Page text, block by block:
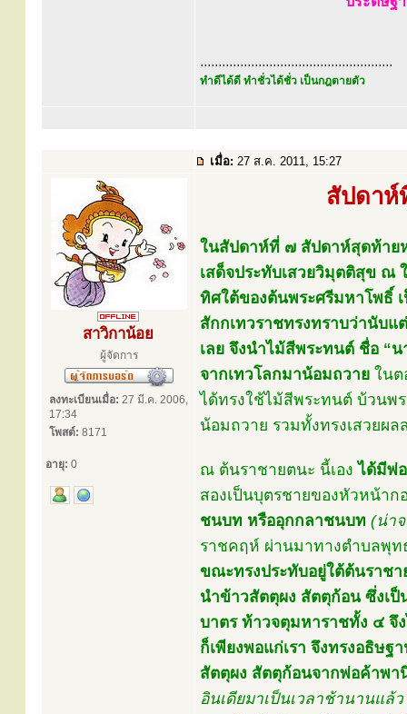
.....................................................
ทำดีได้ดี ทำชั่วได้ชั่ว เป็นกฎตายตัว
เมื่อ: 27 ส.ค. 2011, 15:27
สาวิกาน้อย
ผู้จัดการ
ลงทะเบียนเมื่อ: 27 มี.ค. 2006,
17:34
โพสต์: 8171
อายุ: 0
สัปดาห์
ในสัปดาห์ที่ ๗ สัปดาห์สุดท้าย
เสด็จประทับเสวยวิมุตติสุข ณ
ทิศใต้ของต้นพระศรีมหาโพธิ์
สักกเทวราชทรงทราบว่านับ
เลย จึงนำไม้สีพระทนต์ ชื่อ “
จากเทวโลกมาน้อมถวาย ในต
ได้ทรงใช้ไม้สีพระทนต์ บ้วนพ
น้อมถวาย รวมทั้งทรงเสวยผล
ณ ต้นราชายตนะ นี้เองได้มีพ่
สองเป็นบุตรชายของหัวหน้าก
ชนบท หรืออุกกลาชนบท (น่าจ
ราชคฤห์ ผ่านมาทางตำบลพุ
ขณะทรงประทับอยู่ใต้ต้นราชา
นำข้าวสัตตุผง สัตตุก้อน ซึ่งเ
บาตร ท้าวจตุมหาราชทั้ง ๔ จึ
ก็เพียงพอแก่เรา จึงทรงอธิษ
สัตตุผง สัตตุก้อนจากพ่อค้าพา
อินเดียมาเป็นเวลาช้านานแล้